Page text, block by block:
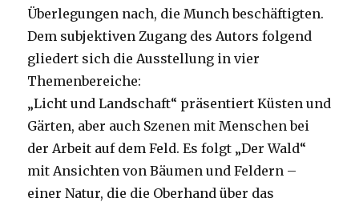
Überlegungen nach, die Munch beschäftigten.
Dem subjektiven Zugang des Autors folgend
gliedert sich die Ausstellung in vier
Themenbereiche:
„Licht und Landschaft“ präsentiert Küsten und
Gärten, aber auch Szenen mit Menschen bei
der Arbeit auf dem Feld. Es folgt „Der Wald“
mit Ansichten von Bäumen und Feldern –
einer Natur, die die Oberhand über das